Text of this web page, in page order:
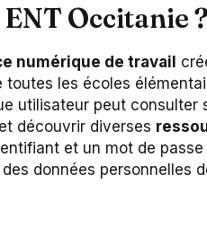
Occitanie ?
numérique de travail
toutes les écoles
utilisateur peut consulter
découvrir diverses
et un mot de
données personnelles